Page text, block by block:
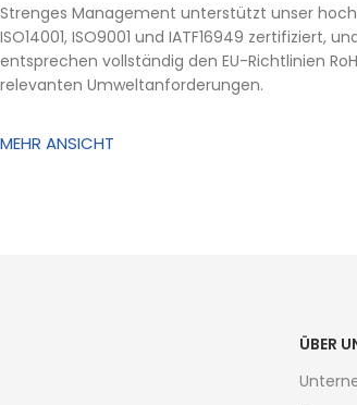
Strenges Management unterstützt unser
ISO14001, ISO9001 und IATF16949 zertifiziert,
entsprechen vollständig den EU-Richtlinien
relevanten Umweltanforderungen.
MEHR ANSICHT
ÜBER